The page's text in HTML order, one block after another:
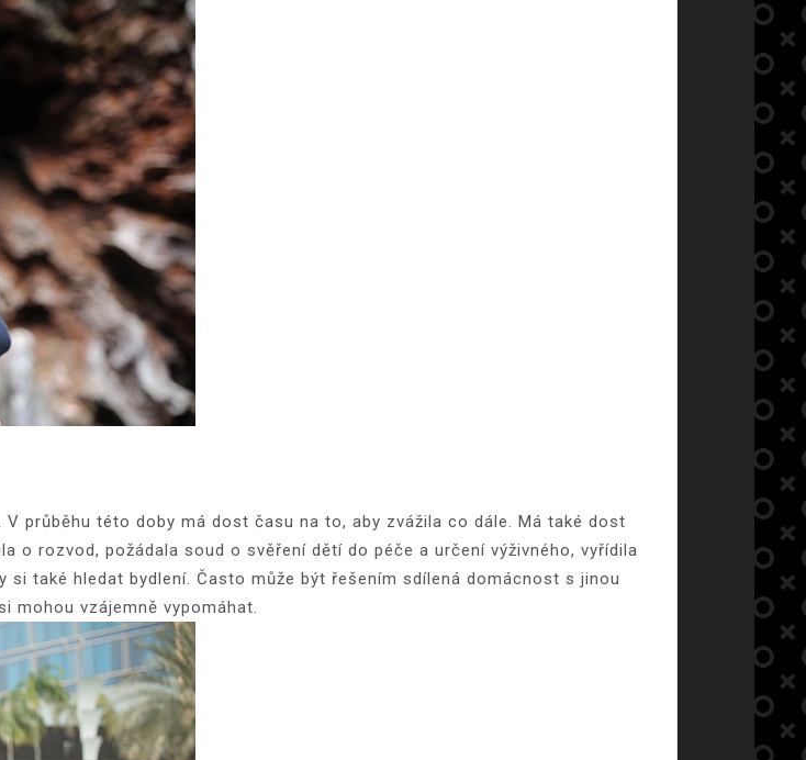
průběhu této doby má dost času na to, aby zvážila co dále. Má také dost
o rozvod, požádala soud o svěření dětí do péče a určení výživného, vyřídila
si také hledat bydlení. Často může být řešením sdílená domácnost s jinou
mohou vzájemně vypomáhat.